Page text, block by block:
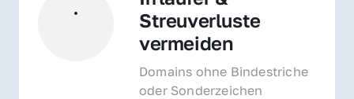
Streuverluste
vermeiden
Domains ohne Bindestriche
oder Sonderzeichen